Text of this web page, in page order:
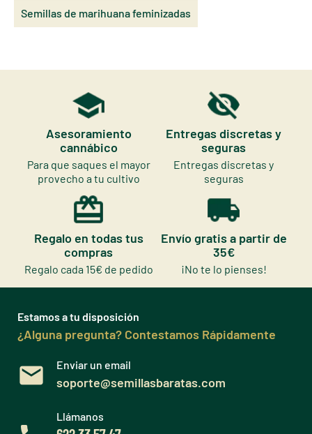
Semillas de marihuana feminizadas
Asesoramiento
cannábico
Para que saques el mayor
provecho a tu cultivo
Entregas discretas y
seguras
Entregas discretas y
seguras
Regalo en todas tus
compras
Regalo cada 15€ de pedido
Envío gratis a partir de
35€
¡No te lo pienses!
Estamos a tu disposición
¿Alguna pregunta? Contestamos Rápidamente
Enviar un email
soporte@semillasbaratas.com
Llámanos